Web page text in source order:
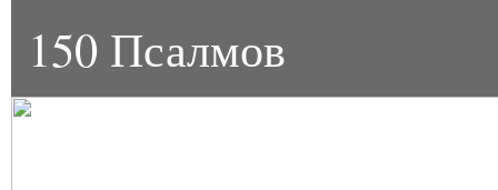
150 Псалмов